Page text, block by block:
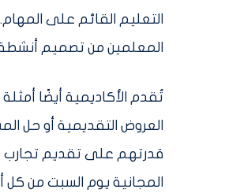
التعليم القائم على
المعلمين من تصميم
تُقدم الأكاديمية أيضًا
العروض التقديمية أو حل
قدرتهم على تقديم تجارب
المجانية يوم السبت من كل